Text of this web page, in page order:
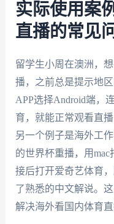
实际使用案
直播的常见
留学生小周在澳洲，
播，之前总是提示地
APP选择Android端，
育，就能正常观看直
另一个例子是海外工
的世界杯重播，用mac
接后打开爱奇艺体育
了熟悉的中文解说。这
解决海外看国内体育直